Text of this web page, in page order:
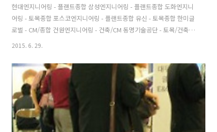
현대엔지니어링 - 플랜트종합 삼성엔지니어링 - 플랜트종합 도화엔지니
어링 - 토목종합 포스코엔지니어링 - 플랜트종합 유신 - 토목종합 한미글
로벌 - CM/종합 건원엔지니어링 - 건축/CM 동명기술공단 - 토목/건축
삼안(W) 3 토목종합 서영엔지니어링 1 토목종합 한국종합기술 1 토목종
합 이산 - 토목종합 평화엔지니어링 - 토목종합 PB - CM 세일종합기술공
사 - 토목종합 동일기술공사 - 토목종합 동부엔지니어링 - 토목종합 벽산
엔지니어링 - 토목종합 대한콘설탄트 - 토목종합 다산컨설턴트 - 토목종
합 혜인이엔씨 - 토목종합 범한엔지니어링 - 토목/건축 태조엔지니어링
3 토목종합 한국종합엔지니어링 - 토목종합 홍익기술단 - 토목종합 L..
2015. 6. 29.